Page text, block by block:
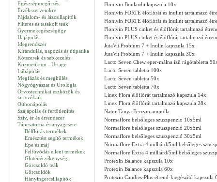
Egészségmegőrzés
Érzékszerveinkre
Fájdalom- és lázcsillapítók
Filteres és tasakolt teák
Gyermekegészségügy
Hajápolás
Idegrendszer
Kirándulás, napozás és útipatika
Kötszerek és sebkezelés
Kozmetikum - Uriage
Lábápolás
Megfázás és meghűlés
Nőgyógyászat és Urológia
Orvostechnikai eszközök és
tartozékaik
Otthonápolás
Szájápolás és fertőtlenítés
Szív, ér és érrendszer
Tápcsatorna és anyagcsere
Bélflórás termékek
Emésztést segítő termékek
Epe és máj
Felfúvódás elleni termékek
Gluténérzékenység
Görcsoldó teák
Görcsoldók
Hányingercsillapítók
Flonivin Boulardii kapszula 10x
Flonivin FORTE élőflórát és inulint tartalmazó
Flonivin FORTE élőflórát és inulint tartalmazó
Flonivin PLUS cinket és élőflórát tartalmazó
Flonivin PLUS cinket és élőflórát tartalmazó
JutaVit Probium 7 + Inulin kapszula 15x
JutaVit Probium 7 + Inulin kapszula 30x
Lacto Seven Chew eper-málna ízű rágótabletta
Lacto Seven tabletta 100x
Lacto Seven tabletta 50x
Lacto Seven tabletta 70x
Linex Flora élőflórát tartalmazó kapszula 14x
Linex Flora élőflórát tartalmazó kapszula 28x
Natur Tanya Ferzym ampulla
Normaflore belsőleges szuszpenzio 10x5ml
Normaflore belsőleges szuszpenzió 20x5ml
Normaflore belsőleges szuszpenzió 30x5ml
Normaflore Extra 4 milliárd/5ml belsőleges
Normaflore Extra 4 milliárd/5ml belsőleges
Protexin Balance kapszula 10x
Protexin Balance kapszula 60x
Protexin Candies-Plus étrend-kiegészítő kapszula